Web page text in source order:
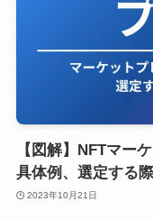
【図解】NFTマー
具体例、選定する
2023年10月21日